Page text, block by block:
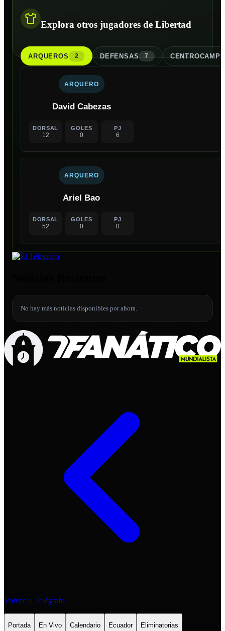
Explora otros jugadores de Libertad
ARQUEROS 2 DEFENSAS 7
ARQUERO
David Cabezas
DORSAL
12
GOLES
0
PJ
6
ARQUERO
Ariel Bao
DORSAL
52
GOLES
0
PJ
0
No hay más noticias disponibles por ahora.
Volver al Telégrafo
Portada En Vivo Calendario Ecuador Eliminatorias